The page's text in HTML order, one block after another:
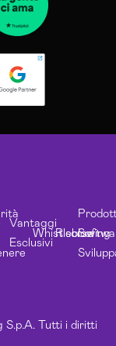
S.p.A. Tutti i diritti
Vantaggi
Esclusivi
Whistleblowing
Risorse